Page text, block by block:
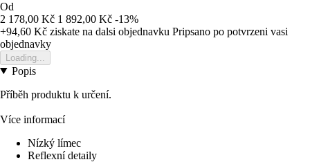
Od
2 178,00 Kč 1 892,00 Kč -13%
+94,60 Kč ziskate na dalsi objednavku Pripsano po potvrzeni vasi
objednavky
Loading...
Popis
Příběh produktu k určení.
Více informací
Nízký límec
Reflexní detaily